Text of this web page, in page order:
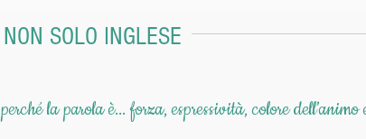
NON SOLO INGLESE
perché la parola è... forza, espressività, colore dell’animo